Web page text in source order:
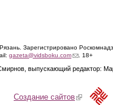
Зарегистрировано
gazeta@vidsboku.com(link sends e-
. 18+
выпускающий редактор:
Создание сайтов(link is